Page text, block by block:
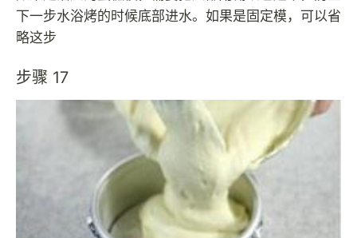
下一步水浴烤的时候底部进水。如果是固定模，可以省
略这步
步骤 17